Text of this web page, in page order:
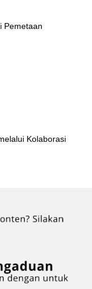
Pemetaan
Kolaborasi